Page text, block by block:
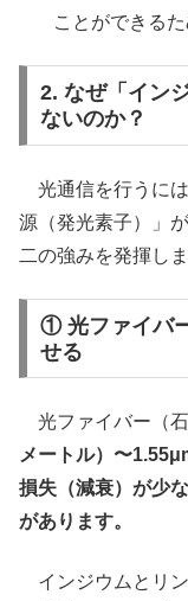
ことができるた
2. なぜ「イン
ないのか？
光通信を行うに
源（発光素子）」
二の強みを発揮しま
① 光ファイバ
せる
光ファイバー（石
メートル）〜
損失（減衰）が少
があります。
インジウムとリ